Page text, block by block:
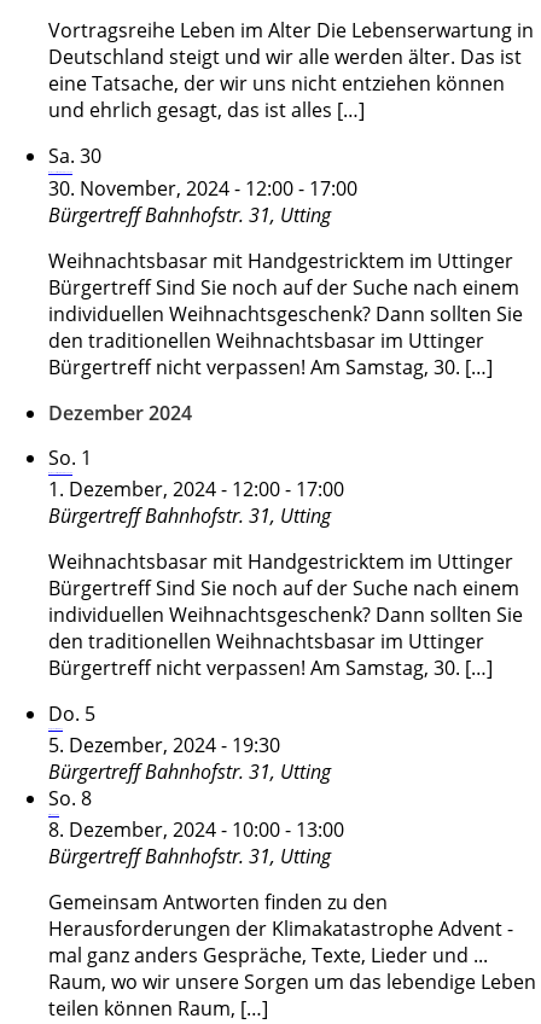
Vortragsreihe Leben im Alter Die Lebenserwartung in
Deutschland steigt und wir alle werden älter. Das ist
eine Tatsache, der wir uns nicht entziehen können
und ehrlich gesagt, das ist alles […]
Sa. 30
30. November, 2024 - 12:00- 17:00
BürgertreffBahnhofstr. 31, Utting
Weihnachtsbasar mit Handgestricktem im Uttinger
Bürgertreff Sind Sie noch auf der Suche nach einem
individuellen Weihnachtsgeschenk? Dann sollten Sie
den traditionellen Weihnachtsbasar im Uttinger
Bürgertreff nicht verpassen! Am Samstag, 30. […]
Dezember 2024
So. 1
1. Dezember, 2024 - 12:00- 17:00
BürgertreffBahnhofstr. 31, Utting
Weihnachtsbasar mit Handgestricktem im Uttinger
Bürgertreff Sind Sie noch auf der Suche nach einem
individuellen Weihnachtsgeschenk? Dann sollten Sie
den traditionellen Weihnachtsbasar im Uttinger
Bürgertreff nicht verpassen! Am Samstag, 30. […]
Do. 5
5. Dezember, 2024 - 19:30
BürgertreffBahnhofstr. 31, Utting
So. 8
8. Dezember, 2024 - 10:00- 13:00
BürgertreffBahnhofstr. 31, Utting
Gemeinsam Antworten finden zu den
Herausforderungen der Klimakatastrophe Advent -
mal ganz anders Gespräche, Texte, Lieder und ...
Raum, wo wir unsere Sorgen um das lebendige Leben
teilen können Raum, […]